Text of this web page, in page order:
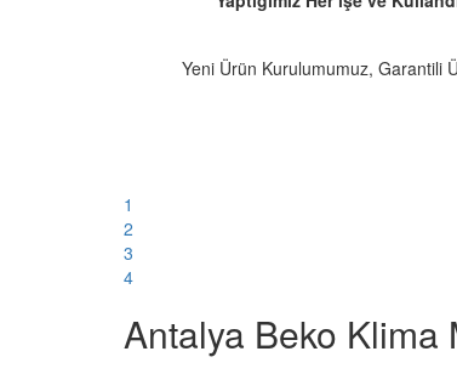
Yeni Ürün Kurulumumuz, Garantili
1
2
3
4
Antalya Beko Klima